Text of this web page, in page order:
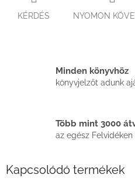
KÉRDÉS NYOMON
Minden könyvhöz
könyvjelzőt adunk
Több mint 3000
az egész Felvidéken
Kapcsolódó termékek